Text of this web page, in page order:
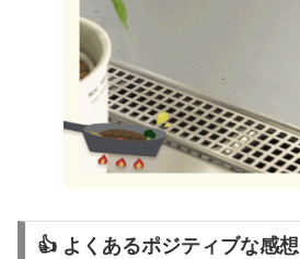
👍 よくあるポジティブな感想